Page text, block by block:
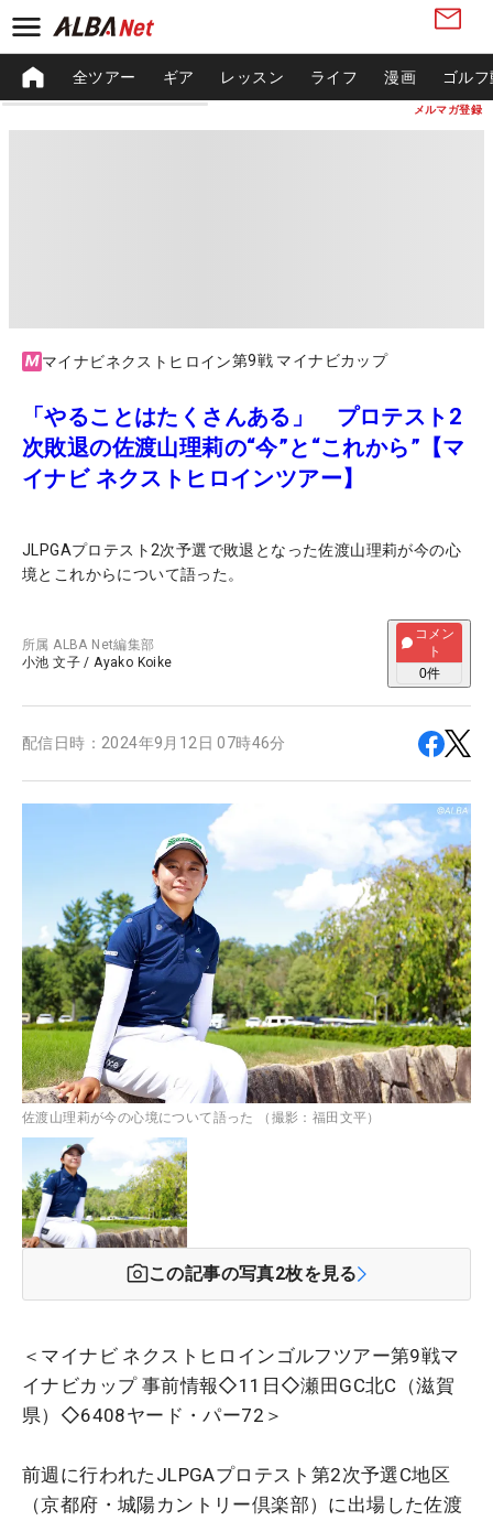
メルマガ登録
全ツアー ギア レッスン ライフ 漫画 ゴル
マイナビネクストヒロイン第9戦 マイナビカップ
「やることはたくさんある」 プロテスト2
次敗退の佐渡山理莉の“今”と“これから”【マ
イナビ ネクストヒロインツアー】
JLPGAプロテスト2次予選で敗退となった佐渡山理莉が今の心
境とこれからについて語った。
所属ALBA Net編集部
小池 文子 /Ayako Koike
コメン
ト
0件
配信日時： 2024年9月12日 07時46分
佐渡山理莉が今の心境について語った （撮影：福田文平）
この記事の写真2枚を見る
＜マイナビ ネクストヒロインゴルフツアー第9戦マ
イナビカップ 事前情報◇11日◇瀬田GC北C（滋賀
県）◇6408ヤード・パー72＞
前週に行われたJLPGAプロテスト第2次予選C地区
（京都府・城陽カントリー倶楽部）に出場した佐渡